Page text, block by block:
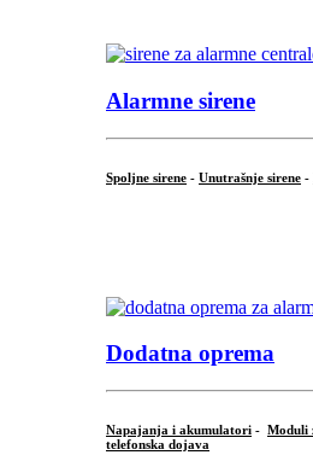
Alarmne sirene
Spoljne sirene - Unutrašnje sirene -
Dodatna oprema
Napajanja i akumulatori - Moduli
telefonska dojava